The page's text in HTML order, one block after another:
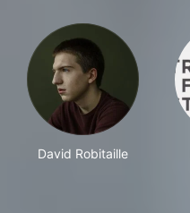
David Robitaille